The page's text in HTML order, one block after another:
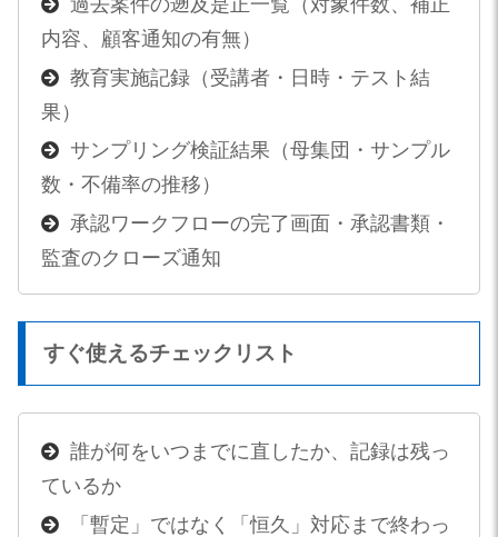
内容、顧客通知の有無）
教育実施記録（受講者・日時・テスト結
果）
サンプリング検証結果（母集団・サンプル
数・不備率の推移）
承認ワークフローの完了画面・承認書類・
監査のクローズ通知
すぐ使えるチェックリスト
誰が何をいつまでに直したか、記録は残っ
ているか
「暫定」ではなく「恒久」対応まで終わっ